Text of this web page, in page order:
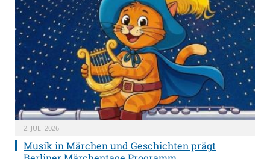
2. JULI 2026
Musik in Märchen und Geschichten prägt